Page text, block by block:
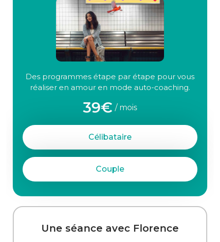
Des programmes étape par étape pour vous
réaliser en amour en mode auto-coaching.
39€ / mois
Célibataire
Couple
Une séance avec Florence